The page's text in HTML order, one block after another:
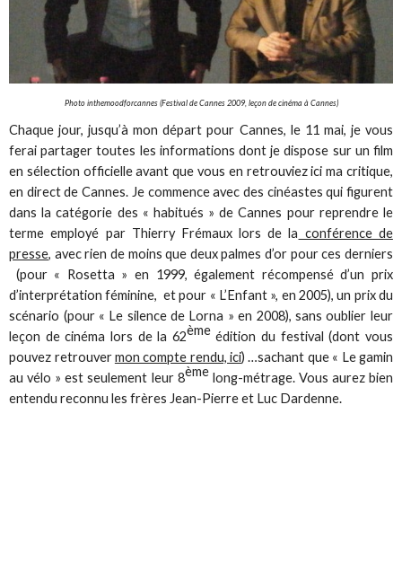
Photo inthemoodforcannes (Festival de Cannes 2009, leçon de cinéma à Cannes)
Chaque jour, jusqu’à mon départ pour Cannes, le 11 mai, je vous
ferai partager toutes les informations dont je dispose sur un film
en sélection officielle avant que vous en retrouviez ici ma critique,
en direct de Cannes. Je commence avec des cinéastes qui figurent
dans la catégorie des « habitués » de Cannes pour reprendre le
terme employé par Thierry Frémaux lors de la conférence de
presse, avec rien de moins que deux palmes d’or pour ces derniers
(pour « Rosetta » en 1999, également récompensé d’un prix
d’interprétation féminine, et pour « L’Enfant », en 2005), un prix du
scénario (pour « Le silence de Lorna » en 2008), sans oublier leur
leçon de cinéma lors de la 62èmeédition du festival (dont vous
pouvez retrouvermon compte rendu, ici) …sachant que « Le gamin
au vélo » est seulement leur 8èmelong-métrage. Vous aurez bien
entendu reconnu les frères Jean-Pierre et Luc Dardenne.